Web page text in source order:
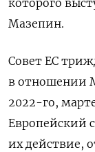
которого
Мазепин.
Совет ЕС
в отношении
2022-го,
Европейский
их действие,